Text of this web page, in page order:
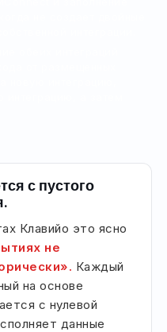
с пустого
Клавийо это ясно
не
Каждый
на основе
с нулевой
данные